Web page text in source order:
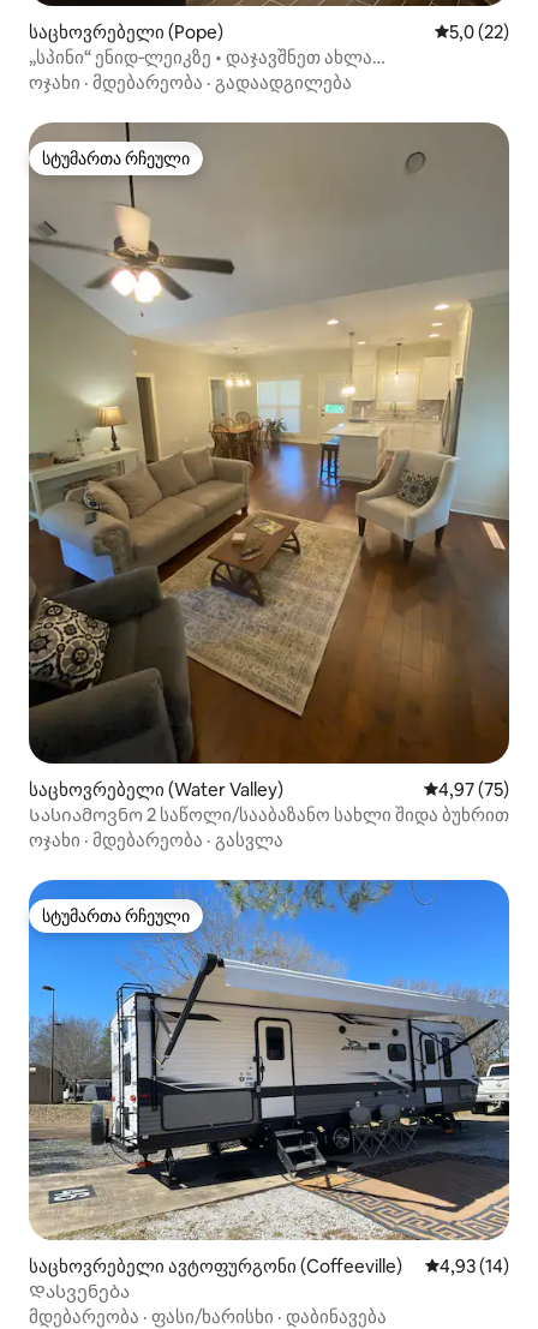
საცხოვრებელი (Pope) საშუალო
5,0 (22)
„სპინი“ ენიდ‑ლეიკზე • დაჯავშნეთ ახლა
შემოდგომისთვის!
ოჯახი · მდებარეობა · გადაადგილება
სტუმართა რჩეული
სტუმართა რჩეული
საცხოვრებელი (Water Valley) საშუალო
4,97 (75)
Სასიამოვნო 2 საწოლი/სააბაზანო სახლი შიდა ბუხრით
ოჯახი · მდებარეობა · გასვლა
სტუმართა რჩეული
სტუმართა რჩეული
საცხოვრებელი ავტოფურგონი (Coffeeville) საშუალო
4,93 (14)
Დასვენება
მდებარეობა · ფასი/ხარისხი · დაბინავება